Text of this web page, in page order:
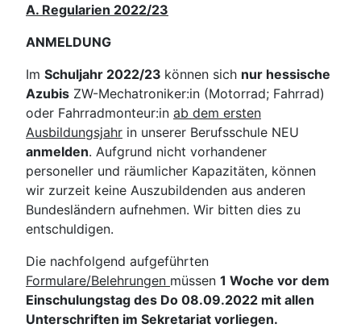
A. Regularien 2022/23
ANMELDUNG
Im Schuljahr 2022/23 können sich nur hessische
Azubis ZW-Mechatroniker:in (Motorrad; Fahrrad)
oder Fahrradmonteur:in ab dem ersten
Ausbildungsjahr in unserer Berufsschule NEU
anmelden. Aufgrund nicht vorhandener
personeller und räumlicher Kapazitäten, können
wir zurzeit keine Auszubildenden aus anderen
Bundesländern aufnehmen. Wir bitten dies zu
entschuldigen.
Die nachfolgend aufgeführten
Formulare/Belehrungen müssen 1 Woche vor dem
Einschulungstag des Do 08.09.2022 mit allen
Unterschriften im Sekretariat vorliegen.